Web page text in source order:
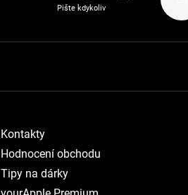
Pište kdykoliv
Kontakty
Hodnocení obchodu
Tipy na dárky